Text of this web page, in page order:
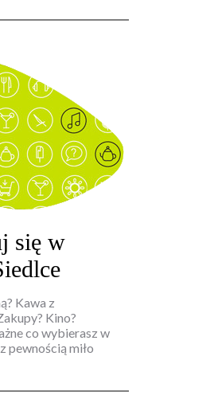
się w
Kawa z
Kino?
co wybierasz w
pewnością miło